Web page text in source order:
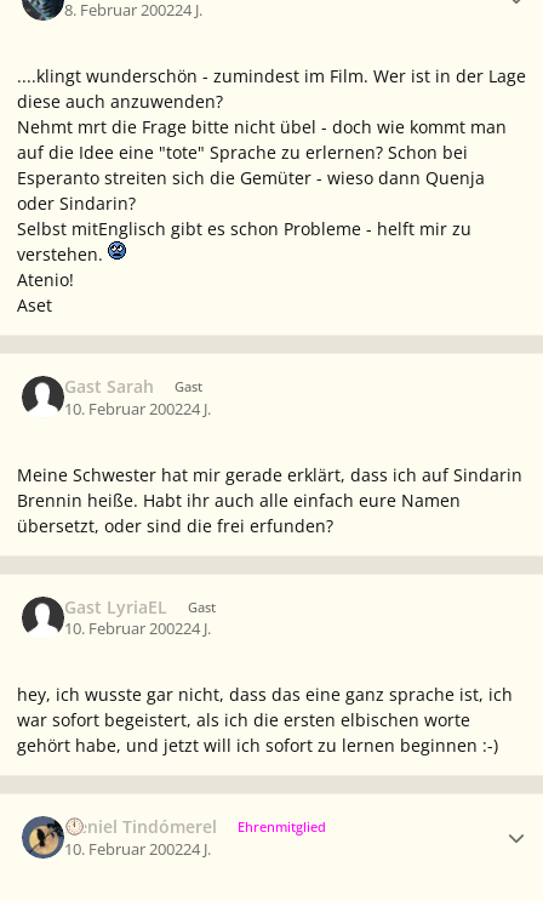
8. Februar 200224 J.
....klingt wunderschön - zumindest im Film. Wer ist in der Lage
diese auch anzuwenden?
Nehmt mrt die Frage bitte nicht übel - doch wie kommt man
auf die Idee eine "tote" Sprache zu erlernen? Schon bei
Esperanto streiten sich die Gemüter - wieso dann Quenja
oder Sindarin?
Selbst mitEnglisch gibt es schon Probleme - helft mir zu
verstehen.
Atenio!
Aset
Gast Sarah Gast
10. Februar 200224 J.
Meine Schwester hat mir gerade erklärt, dass ich auf Sindarin
Brennin heiße. Habt ihr auch alle einfach eure Namen
übersetzt, oder sind die frei erfunden?
Gast LyriaEL Gast
10. Februar 200224 J.
hey, ich wusste gar nicht, dass das eine ganz sprache ist, ich
war sofort begeistert, als ich die ersten elbischen worte
gehört habe, und jetzt will ich sofort zu lernen beginnen :-)
Neniel Tindómerel Ehrenmitglied
10. Februar 200224 J.